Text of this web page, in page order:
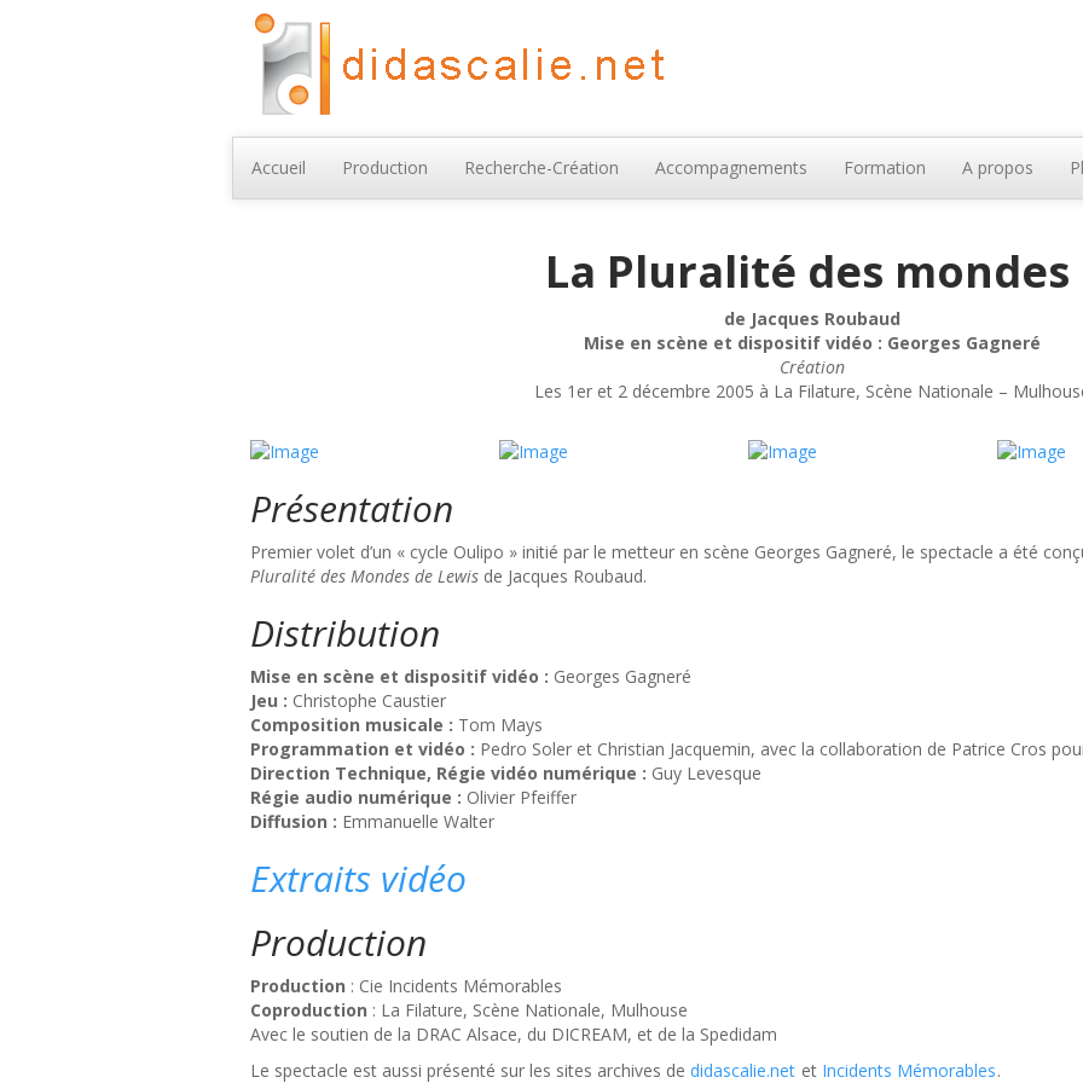
Accueil Production Recherche-Création Accompagnements Formation A propos
La Pluralité des mondes
de Jacques Roubaud
Mise en scène et dispositif vidéo : Georges Gagneré
Création
Les 1er et 2 décembre 2005 à La Filature, Scène Nationale –
Présentation
Premier volet d’un « cycle Oulipo » initié par le metteur en scène Georges Gagneré, le spectacle a été
Pluralité des Mondes de Lewis de Jacques Roubaud.
Distribution
Mise en scène et dispositif vidéo : Georges Gagneré
Jeu : Christophe Caustier
Composition musicale : Tom Mays
Programmation et vidéo : Pedro Soler et Christian Jacquemin, avec la collaboration de Patrice Cros
Direction Technique, Régie vidéo numérique : Guy Levesque
Régie audio numérique : Olivier Pfeiffer
Diffusion : Emmanuelle Walter
Extraits vidéo
Production
Production : Cie Incidents Mémorables
Coproduction : La Filature, Scène Nationale, Mulhouse
Avec le soutien de la DRAC Alsace, du DICREAM, et de la Spedidam
Le spectacle est aussi présenté sur les sites archives de didascalie.net et Incidents Mémorables.